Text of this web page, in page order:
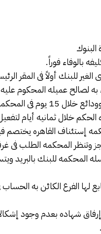
البنوك
بالوفاء فوراً.
للبنكأولاً فى المقر
به لصالح عميله المحكوم عليه
وإلزامه بالتقرير بما فى ذمته من
خلال ثمانيه أيام
وتنظر المحكمه الطلب فى
المحكمه للبنك بالبريد